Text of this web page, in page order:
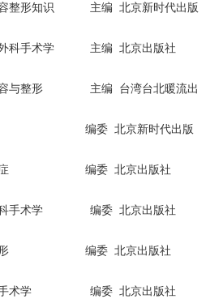
容整形知识 主编 北京新时代出版
形外科手术学 主编 北京出版社
容与整形 主编 台湾台北暖流出
图解 编委 北京新时代出版
并发症 编委 北京出版社
外科手术学 编委 北京出版社
与整形 编委 北京出版社
科手术学 编委 北京出版社